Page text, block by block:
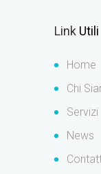
Link Utili
Home
Chi
Servizi
News